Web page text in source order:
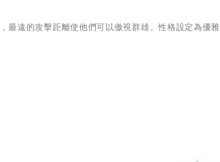
最遠的攻擊距離使他們可以傲視群雄。性格設定為優